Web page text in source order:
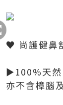
♥ 尚護健鼻
►100%天然
亦不含樟腦